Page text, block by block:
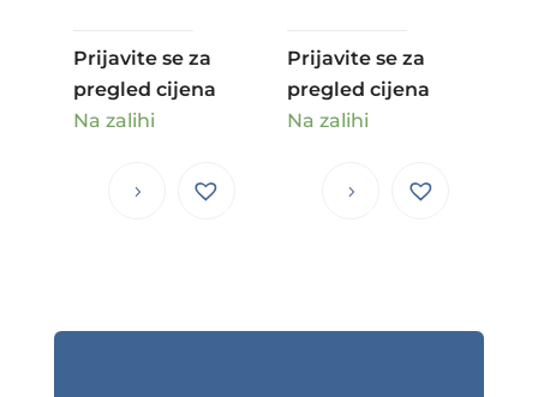
Prijavite se za
pregled cijena
Na zalihi
Prijavite se za
pregled cijena
Na zalihi